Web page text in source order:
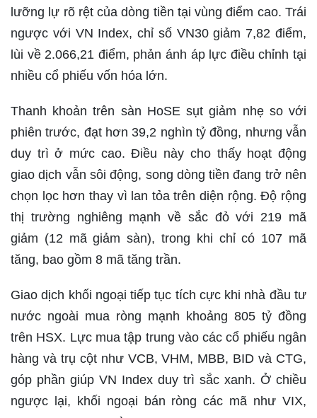
lưỡng lự rõ rệt của dòng tiền tại vùng điểm cao. Trái
ngược với VN Index, chỉ số VN30 giảm 7,82 điểm,
lùi về 2.066,21 điểm, phản ánh áp lực điều chỉnh tại
nhiều cổ phiếu vốn hóa lớn.
Thanh khoản trên sàn HoSE sụt giảm nhẹ so với
phiên trước, đạt hơn 39,2 nghìn tỷ đồng, nhưng vẫn
duy trì ở mức cao. Điều này cho thấy hoạt động
giao dịch vẫn sôi động, song dòng tiền đang trở nên
chọn lọc hơn thay vì lan tỏa trên diện rộng. Độ rộng
thị trường nghiêng mạnh về sắc đỏ với 219 mã
giảm (12 mã giảm sàn), trong khi chỉ có 107 mã
tăng, bao gồm 8 mã tăng trần.
Giao dịch khối ngoại tiếp tục tích cực khi nhà đầu tư
nước ngoài mua ròng mạnh khoảng 805 tỷ đồng
trên HSX. Lực mua tập trung vào các cổ phiếu ngân
hàng và trụ cột như VCB, VHM, MBB, BID và CTG,
góp phần giúp VN Index duy trì sắc xanh. Ở chiều
ngược lại, khối ngoại bán ròng các mã như VIX,